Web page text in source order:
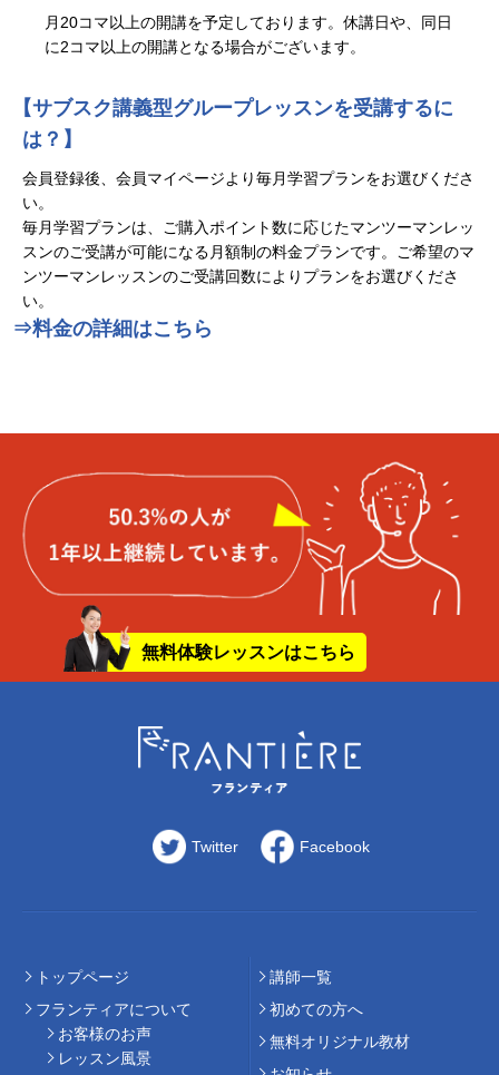
月20コマ以上の開講を予定しております。休講日や、同日
に2コマ以上の開講となる場合がございます。
【サブスク講義型グループレッスンを受講するに
は？】
会員登録後、会員マイページより毎月学習プランをお選びくださ
い。
毎月学習プランは、ご購入ポイント数に応じたマンツーマンレッ
スンのご受講が可能になる月額制の料金プランです。ご希望のマ
ンツーマンレッスンのご受講回数によりプランをお選びくださ
い。
⇒料金の詳細はこちら
無料体験レッスンはこちら
Twitter Facebook
トップページ
フランティアについて
お客様のお声
レッスン風景
講師⼀覧
初めての⽅へ
無料オリジナル教材